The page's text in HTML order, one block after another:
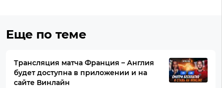
Еще по теме
Трансляция матча Франция – Англия
будет доступна в приложении и на
сайте Винлайн